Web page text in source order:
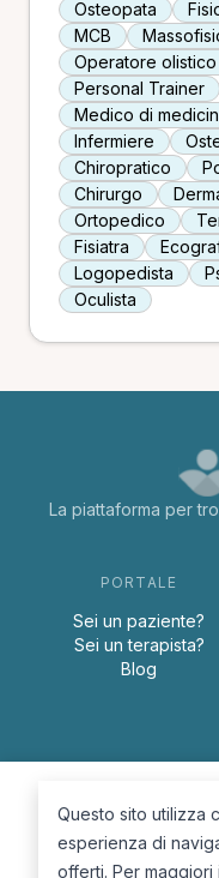
Osteopata
MCB
Operatore olistico
Personal Trainer
Medico di
Infermiere
Chiropratico
Chirurgo
Ortopedico
Fisiatra
Logopedista
Oculista
La piattaforma per
PORTALE
Sei un paziente?
Sei un terapista?
Blog
Questo sito utilizza
esperienza di
offerti. Per maggiori